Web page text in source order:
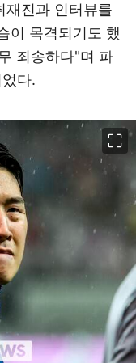
재진과 인터뷰를
이 목격되기도 했
죄송하다"며 파
다.